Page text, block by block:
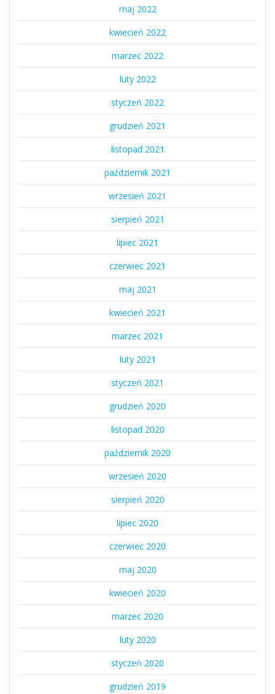
maj 2022
kwiecień 2022
marzec 2022
luty 2022
styczeń 2022
grudzień 2021
listopad 2021
październik 2021
wrzesień 2021
sierpień 2021
lipiec 2021
czerwiec 2021
maj 2021
kwiecień 2021
marzec 2021
luty 2021
styczeń 2021
grudzień 2020
listopad 2020
październik 2020
wrzesień 2020
sierpień 2020
lipiec 2020
czerwiec 2020
maj 2020
kwiecień 2020
marzec 2020
luty 2020
styczeń 2020
grudzień 2019